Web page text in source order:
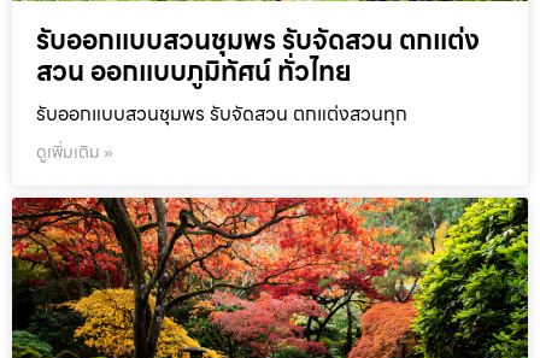
รับออกแบบสวนชุมพร รับจัดสวน ตกแต่ง
สวน ออกแบบภูมิทัศน์ ทั่วไทย
รับออกแบบสวนชุมพร รับจัดสวน ตกแต่งสวนทุก
ดูเพิ่มเติม »